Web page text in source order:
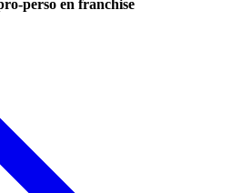
perso en franchise